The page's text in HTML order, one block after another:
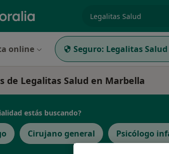
online Seguro: Legalitas Salud
de Legalitas Salud en Marbella
estás buscando?
Cirujano general Psicólogo